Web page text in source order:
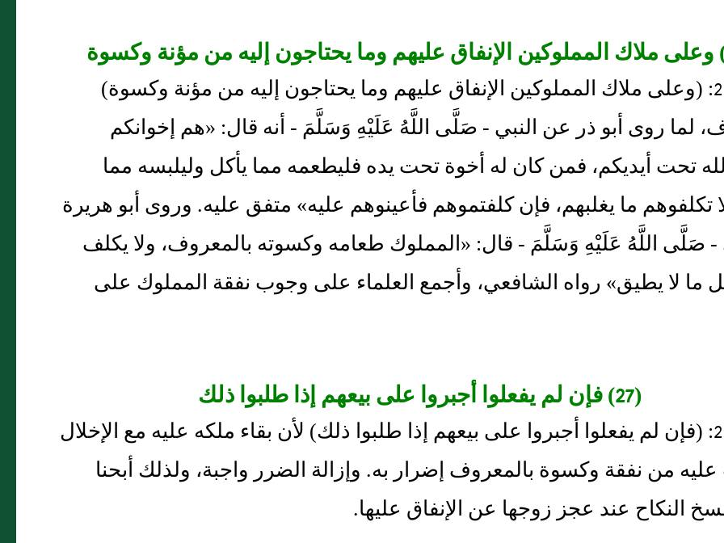
مسألة 26: (وعلى ملاك المملوكين الإنفاق عليهم وما يحتاجون إليه من مؤنة وكسوة)
لما روى أبو ذر عن النبي - صَلَّى اللَّهُ عَلَيْهِ وَسَلَّمَ - أنه قال: «هم إخوانكم
تحت أيديكم، فمن كان له أخوة تحت يده فليطعمه مما يأكل وليلبسه مما
تكلفوهم ما يغلبهم، فإن كلفتموهم فأعينوهم عليه» متفق عليه. وروى أبو هريرة
- صَلَّى اللَّهُ عَلَيْهِ وَسَلَّمَ - قال: «المملوك طعامه وكسوته بالمعروف، ولا يكلف
ما لا يطيق» رواه الشافعي، وأجمع العلماء على وجوب نفقة المملوك على
(27) فإن لم يفعلوا أجبروا على بيعهم إذا طلبوا ذلك
مسألة 27: (فإن لم يفعلوا أجبروا على بيعهم إذا طلبوا ذلك) لأن بقاء ملكه عليه مع الإخلال
من نفقة وكسوة بالمعروف إضرار به. وإزالة الضرر واجبة، ولذلك أبحنا
النكاح عند عجز زوجها عن الإنفاق عليها.